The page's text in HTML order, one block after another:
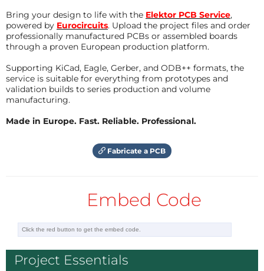
Bring your design to life with the Elektor PCB Service,
powered by Eurocircuits. Upload the project files and order
professionally manufactured PCBs or assembled boards
through a proven European production platform.
Supporting KiCad, Eagle, Gerber, and ODB++ formats, the
service is suitable for everything from prototypes and
validation builds to series production and volume
manufacturing.
Made in Europe. Fast. Reliable. Professional.
Fabricate a PCB
Embed Code
Project Essentials